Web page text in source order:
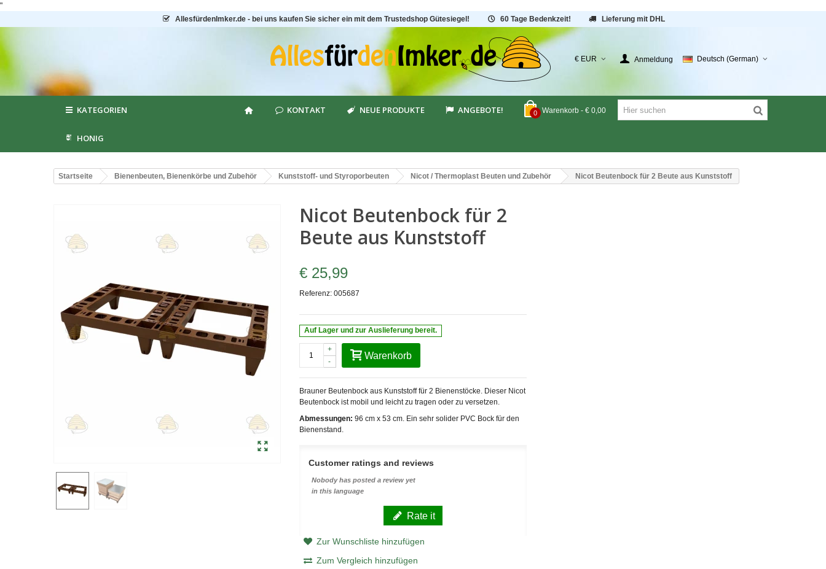
"
AllesfürdenImker.de - bei uns kaufen Sie sicher ein mit dem Trustedshop Gütesiegel!
60 Tage Bedenkzeit! Lieferung mit DHL
€ EUR Anmeldung Deutsch (German)
0 Warenkorb - € 0,00
KATEGORIEN KONTAKT NEUE PRODUKTE ANGEBOTE!
HONIG
Startseite Bienenbeuten, Bienenkörbe und Zubehör Kunststoff- und Styroporbeuten Nicot / Thermoplast Beuten und Zubehör Nicot Beutenbock für 2 Beute aus Kunststoff
Nicot Beutenbock für 2
Beute aus Kunststoff
€ 25,99
Referenz: 005687
Auf Lager und zur Auslieferung bereit.
-
+
Warenkorb
Brauner Beutenbock aus Kunststoff für 2 Bienenstöcke. Dieser Nicot
Beutenbock ist mobil und leicht zu tragen oder zu versetzen.
Abmessungen: 96 cm x 53 cm. Ein sehr solider PVC Bock für den
Bienenstand.
Customer ratings and reviews
Nobody has posted a review yet
in this language
Rate it
Zur Wunschliste hinzufügen
Zum Vergleich hinzufügen